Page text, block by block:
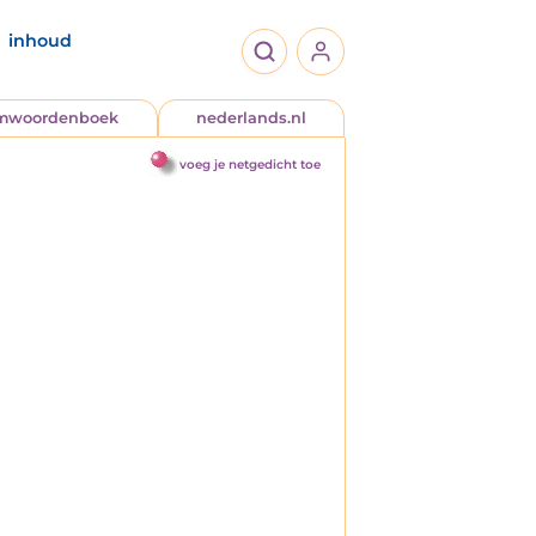
inhoud
nederlands.nl
voeg je netgedicht toe